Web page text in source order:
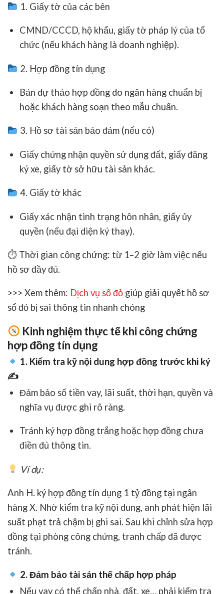
1. Giấy tờ của các bên
CMND/CCCD, hộ khẩu, giấy tờ pháp lý của tổ
chức (nếu khách hàng là doanh nghiệp).
2. Hợp đồng tín dụng
Bản dự thảo hợp đồng do ngân hàng chuẩn bị
hoặc khách hàng soạn theo mẫu chuẩn.
3. Hồ sơ tài sản bảo đảm (nếu có)
Giấy chứng nhận quyền sử dụng đất, giấy đăng
ký xe, giấy tờ sở hữu tài sản khác.
4. Giấy tờ khác
Giấy xác nhận tình trạng hôn nhân, giấy ủy
quyền (nếu đại diện ký thay).
⏱ Thời gian công chứng: từ 1–2 giờ làm việc nếu
hồ sơ đầy đủ.
>>> Xem thêm: Dịch vụ sổ đỏ giúp giải quyết hồ sơ
sổ đỏ bị sai thông tin nhanh chóng
Kinh nghiệm thực tế khi công chứng
hợp đồng tín dụng
1. Kiểm tra kỹ nội dung hợp đồng trước khi ký
✍
Đảm bảo số tiền vay, lãi suất, thời hạn, quyền và
nghĩa vụ được ghi rõ ràng.
Tránh ký hợp đồng trắnghoặc hợp đồng chưa
điền đủ thông tin.
Ví dụ:
Anh H. ký hợp đồng tín dụng 1 tỷ đồng tại ngân
hàng X. Nhờ kiểm tra kỹ nội dung, anh phát hiện lãi
suất phạt trả chậm bị ghi sai. Sau khi chỉnh sửa hợp
đồng tại phòng công chứng, tranh chấp đã được
tránh.
2. Đảm bảo tài sản thế chấp hợp pháp
Nếu vay có thế chấp nhà, đất, xe… phải kiểm tra